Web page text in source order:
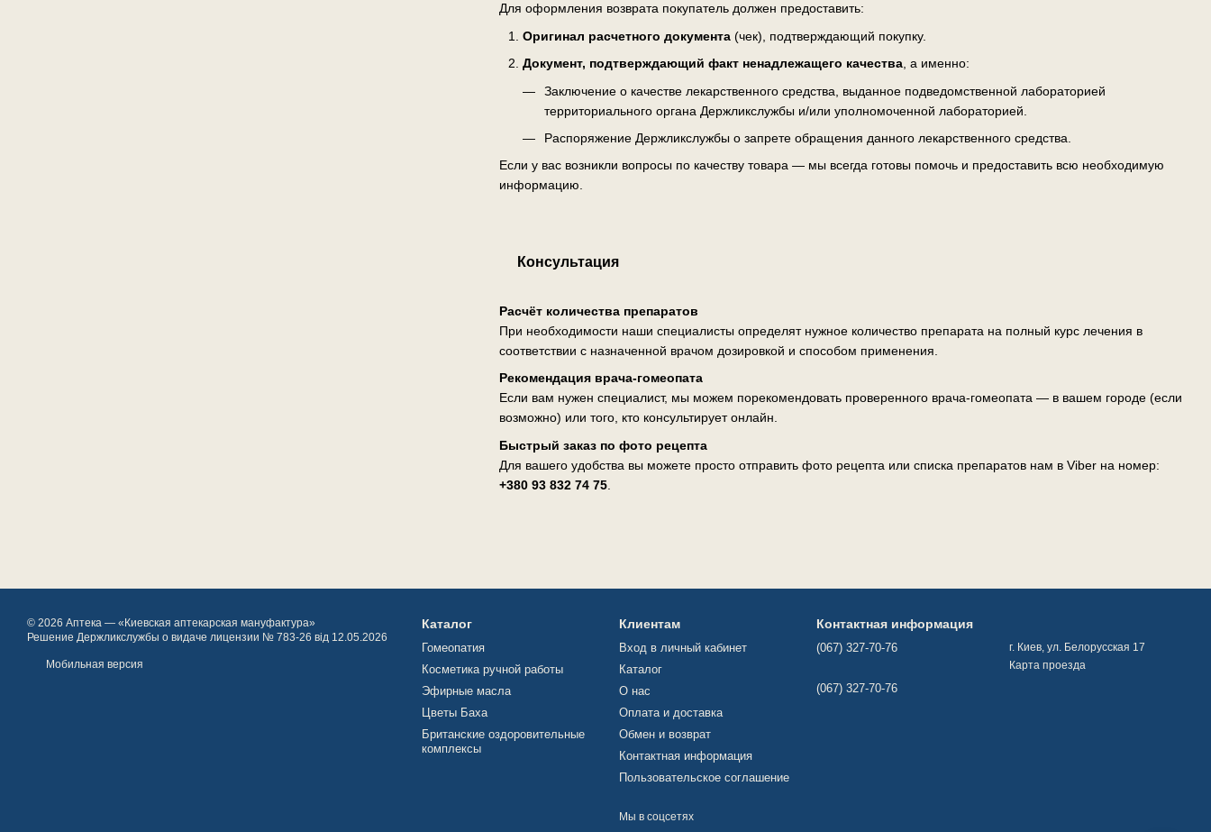
Для оформления возврата покупатель должен предоставить:
Оригинал расчетного документа(чек), подтверждающий покупку.
Документ, подтверждающий факт ненадлежащего качества, а именно:
Заключение о качестве лекарственного средства, выданное подведомственной лабораторией
территориального органа Держликслужбы и/или уполномоченной лабораторией.
Распоряжение Держликслужбы о запрете обращения данного лекарственного средства.
Если у вас возникли вопросы по качеству товара — мы всегда готовы помочь и предоставить всю необходимую
информацию.
Консультация
Расчёт количества препаратов
При необходимости наши специалисты определят нужное количество препарата на полный курс лечения в
соответствии с назначенной врачом дозировкой и способом применения.
Рекомендация врача-гомеопата
Если вам нужен специалист, мы можем порекомендовать проверенного врача-гомеопата — в вашем городе (если
возможно) или того, кто консультирует онлайн.
Быстрый заказ по фото рецепта
Для вашего удобства вы можете просто отправить фото рецепта или списка препаратов нам в Viber на номер:
+380 93 832 74 75.
© 2026 Аптека — «Киевская аптекарская мануфактура»
Решение Держликслужбы о видаче лицензии № 783-26 від 12.05.2026
Мобильная версия
Каталог
Гомеопатия
Косметика ручной работы
Эфирные масла
Цветы Баха
Британские оздоровительные
комплексы
Клиентам
Вход в личный кабинет
Каталог
О нас
Оплата и доставка
Обмен и возврат
Контактная информация
Пользовательское соглашение
Мы в соцсетях
Контактная информация
(067) 327-70-76
(067) 327-70-76
г. Киев, ул. Белорусская 17
Карта проезда